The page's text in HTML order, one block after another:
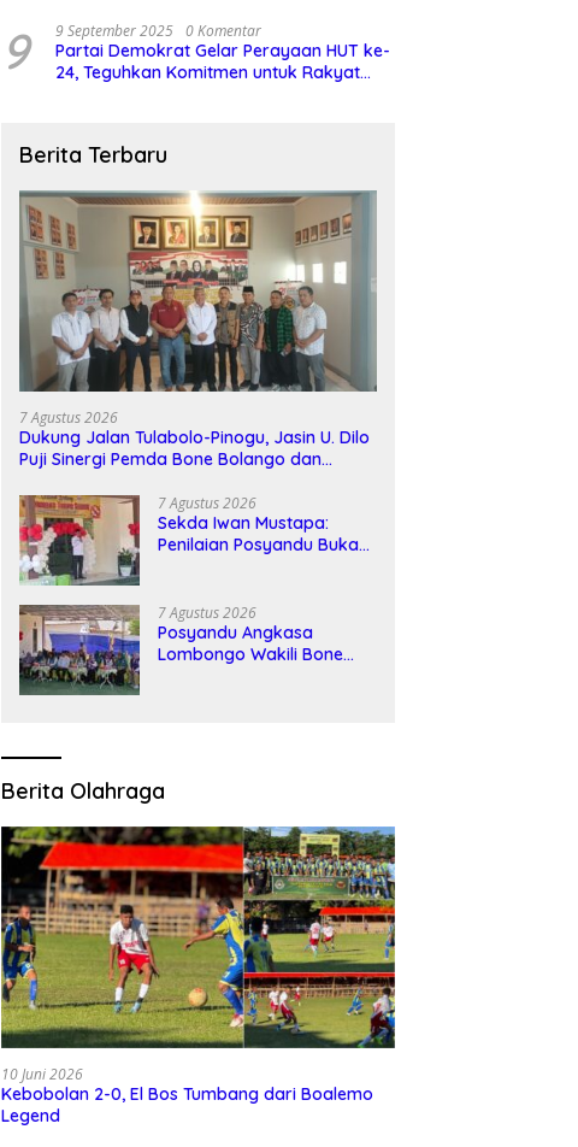
9 9 September 2025 0 Komentar
Partai Demokrat Gelar Perayaan HUT ke-
24, Teguhkan Komitmen untuk Rakyat
Berita Terbaru
7 Agustus 2026
Dukung Jalan Tulabolo-Pinogu, Jasin U. Dilo
Puji Sinergi Pemda Bone Bolango dan
7 Agustus 2026
Sekda Iwan Mustapa:
Penilaian Posyandu Bukan
Warga
7 Agustus 2026
Posyandu Angkasa
Lombongo Wakili Bone
Berita Olahraga
10 Juni 2026
Kebobolan 2-0, El Bos Tumbang dari Boalemo
Legend